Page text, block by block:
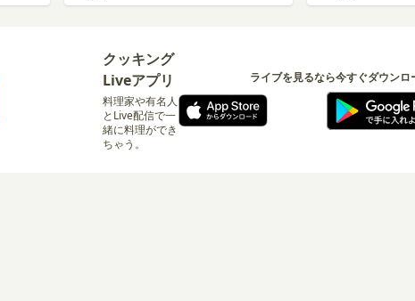
クッキング
Liveアプリ
料理家や有名人
とLive配信で一
緒に料理ができ
ちゃう。
ライブを見るなら今すぐダウンロ